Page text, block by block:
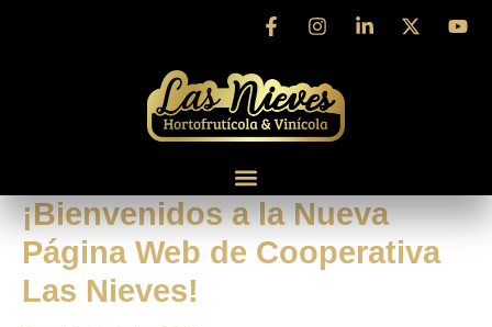
¡Bienvenidos a la Nueva
Página Web de Cooperativa
Las Nieves!